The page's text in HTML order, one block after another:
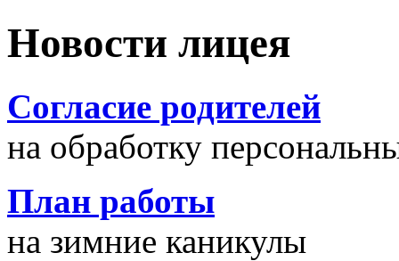
Новости лицея
Согласие родителей
на обработку
План работы
на зимние каникулы